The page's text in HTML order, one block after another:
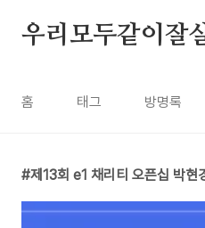
우리모두같이잘
홈 태그 방명록
제13회 e1 채리티 오픈십 박현